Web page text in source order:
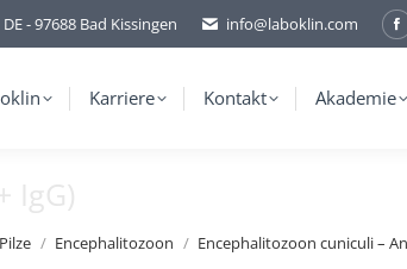
- 97688 Bad Kissingen info@laboklin.com
Karriere Kontakt Akademie
IgG)
Pilze Encephalitozoon Encephalitozoon cuniculi –